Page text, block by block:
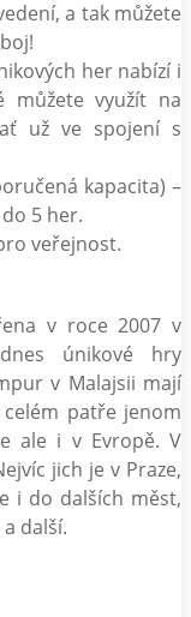
a tak můžete
her nabízí i
můžete využít na
už ve spojení s
kapacita) –
5 her.
veřejnost.
v roce 2007 v
únikové hry
v Malajsii mají
patře jenom
ale i v Evropě. V
jich je v Praze,
i do dalších měst,
další.